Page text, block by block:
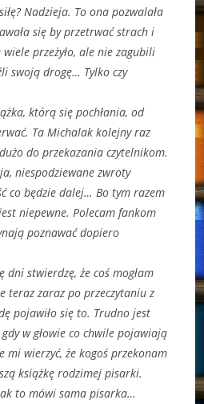
Nadzieja. To ona pozwalała
się by przetrwać strach i
przeżyło, ale nie zagubili
swoją drogę… Tylko czy
którą się pochłania, od
Ta Michalak kolejny raz
do przekazania czytelnikom.
niespodziewane zwroty
co będzie dalej… Bo tym razem
niepewne. Polecam fankom
poznawać dopiero
stwierdzę, że coś mogłam
teraz zaraz po przeczytaniu z
pojawiło się to. Trudno jest
w głowie co chwile pojawiają
mi wierzyć, że kogoś przekonam
książkę rodzimej pisarki.
to mówi sama pisarka…